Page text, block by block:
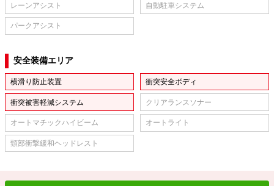
レーンアシスト 自動駐車システム
パークアシスト
安全装備エリア
横滑り防止装置 衝突安全ボディ
衝突被害軽減システム クリアランスソナー
オートマチックハイビーム オートライト
頸部衝撃緩和ヘッドレスト